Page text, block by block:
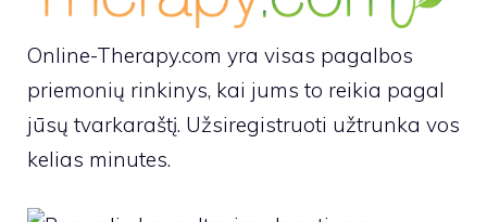
Online-Therapy.com yra visas pagalbos
priemonių rinkinys, kai jums to reikia pagal
jūsų tvarkaraštį. Užsiregistruoti užtrunka vos
kelias minutes.